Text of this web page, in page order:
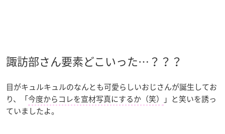
諏訪部さん要素どこいった…？？？
目がキュルキュルのなんとも可愛らしいおじさんが誕生してお
り、「今度からコレを宣材写真にするか（笑）
」と笑いを誘っ
ていましたよ。